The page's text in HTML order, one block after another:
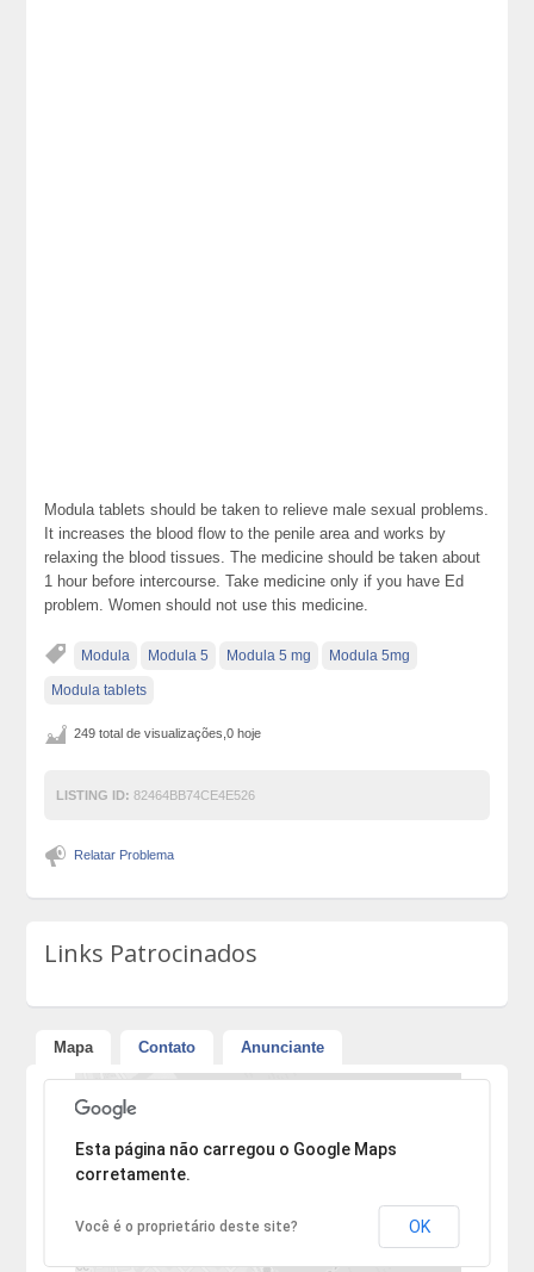
Modula tablets should be taken to relieve male sexual problems.
It increases the blood flow to the penile area and works by
relaxing the blood tissues. The medicine should be taken about
1 hour before intercourse. Take medicine only if you have Ed
problem. Women should not use this medicine.
Modula Modula 5 Modula 5 mg Modula 5mg
Modula tablets
249 total de visualizações,0 hoje
LISTING ID: 82464BB74CE4E526
Relatar Problema
Links Patrocinados
Mapa Contato Anunciante
Desculpe, mas o endereço não pôde ser encontrado.
Esta página não carregou o Google Maps
corretamente.
Você é o proprietário deste site? OK